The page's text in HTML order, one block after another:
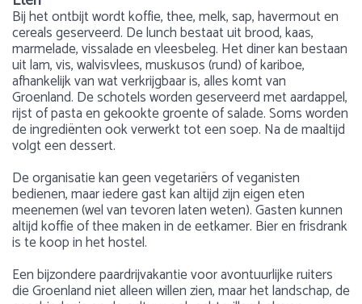
Bij het ontbijt wordt koffie, thee, melk, sap, havermout en
cereals geserveerd. De lunch bestaat uit brood, kaas,
marmelade, vissalade en vleesbeleg. Het diner kan bestaan
uit lam, vis, walvisvlees, muskusos (rund) of kariboe,
afhankelijk van wat verkrijgbaar is, alles komt van
Groenland. De schotels worden geserveerd met aardappel,
rijst of pasta en gekookte groente of salade. Soms worden
de ingrediënten ook verwerkt tot een soep. Na de maaltijd
volgt een dessert.
De organisatie kan geen vegetariërs of veganisten
bedienen, maar iedere gast kan altijd zijn eigen eten
meenemen (wel van tevoren laten weten). Gasten kunnen
altijd koffie of thee maken in de eetkamer. Bier en frisdrank
is te koop in het hostel.
Een bijzondere paardrijvakantie voor avontuurlijke ruiters
die Groenland niet alleen willen zien, maar het landschap, de